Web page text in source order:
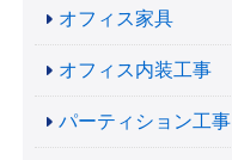
オフィス家具
オフィス内装工事
パーティション工事